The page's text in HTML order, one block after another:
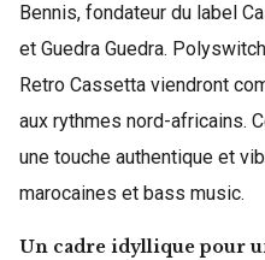
Bennis, fondateur du label
et Guedra Guedra.
Retro Cassetta viendront
aux rythmes nord-africains.
une touche authentique et
marocaines et bass music.
Un cadre idyllique pour